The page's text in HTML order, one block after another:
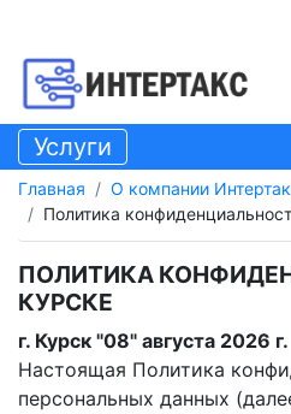
Услуги
Главная
О компании
Политика
ПОЛИТИКА
КУРСКЕ
г. Курск "08" августа 2026 г.
Настоящая Политика
персональных данных